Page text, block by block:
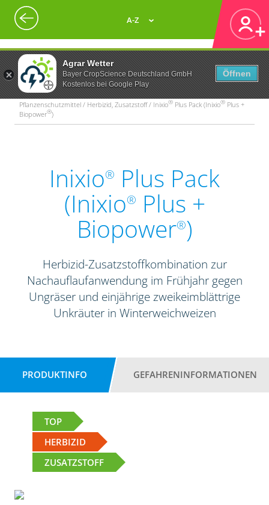
Agrar Wetter
Bayer CropScience Deutschland GmbH
Kostenlos bei Google Play
Öffnen
A-Z
Pflanzenschutzmittel / Herbizid, Zusatzstoff / Inixio® Plus Pack (Inixio® Plus +
Biopower®)
Inixio® Plus Pack
(Inixio® Plus +
Biopower®)
Herbizid-Zusatzstoffkombination zur
Nachauflaufanwendung im Frühjahr gegen
Ungräser und einjährige zweikeimblättrige
Unkräuter in Winterweichweizen
PRODUKTINFO GEFAHRENINFORMATIONEN
TOP
HERBIZID
ZUSATZSTOFF